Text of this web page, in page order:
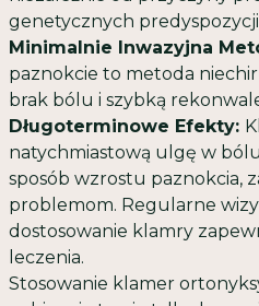
genetycznych
Minimalnie Inwazyjna
paznokcie to metoda
brak bólu i szybką
Długoterminowe Efekty:
natychmiastową ulgę w
sposób wzrostu paznokcia,
problemom. Regularne
dostosowanie klamry
leczenia.
Stosowanie klamer